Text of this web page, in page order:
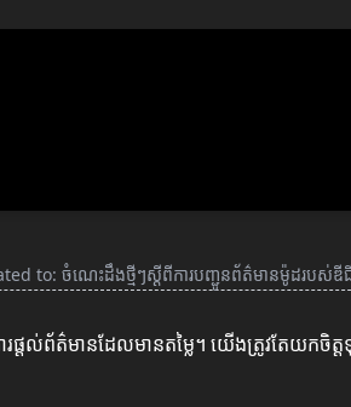
to: ចំណេះដឹងថ្មីៗស្ដីពីការបញ្ជូនព័ត៌មានម៉ូដរបស់
ផ្តល់ព័ត៌មានដែលមានតម្លៃ។ យើងត្រូវតែយក